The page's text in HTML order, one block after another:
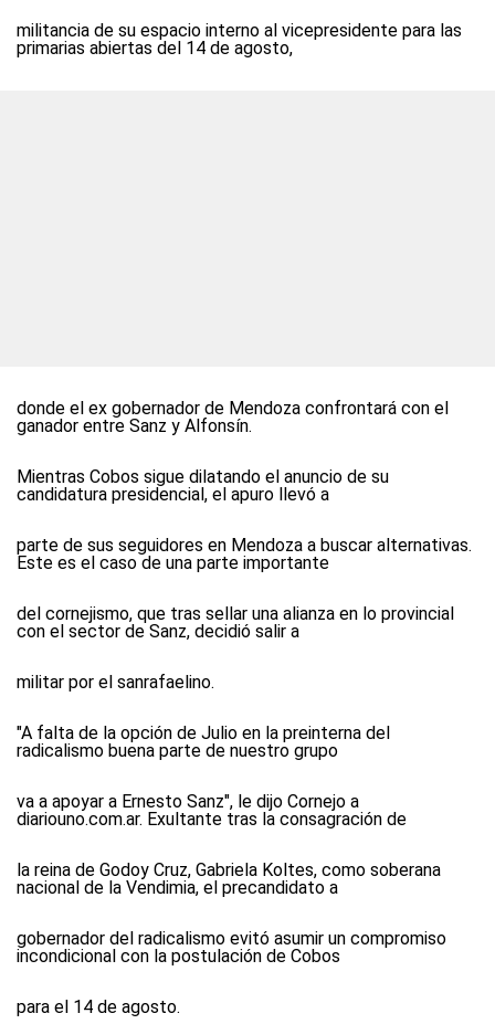
militancia de su espacio interno al vicepresidente para las
primarias abiertas del 14 de agosto,
donde el ex gobernador de Mendoza confrontará con el
ganador entre Sanz y Alfonsín.
Mientras Cobos sigue dilatando el anuncio de su
candidatura presidencial, el apuro llevó a
parte de sus seguidores en Mendoza a buscar alternativas.
Este es el caso de una parte importante
del cornejismo, que tras sellar una alianza en lo provincial
con el sector de Sanz, decidió salir a
militar por el sanrafaelino.
"A falta de la opción de Julio en la preinterna del
radicalismo buena parte de nuestro grupo
va a apoyar a Ernesto Sanz", le dijo Cornejo a
diariouno.com.ar. Exultante tras la consagración de
la reina de Godoy Cruz, Gabriela Koltes, como soberana
nacional de la Vendimia, el precandidato a
gobernador del radicalismo evitó asumir un compromiso
incondicional con la postulación de Cobos
para el 14 de agosto.